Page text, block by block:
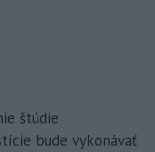
štúdie
bude vykonávať